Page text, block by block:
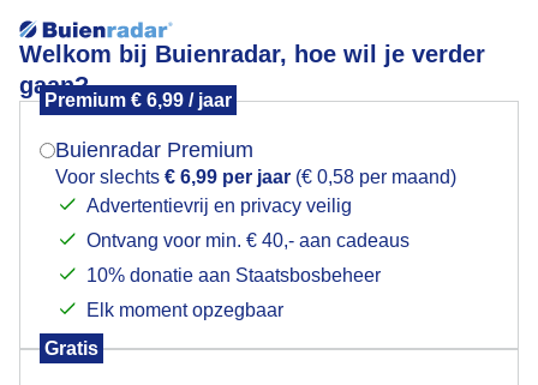
Welkom bij Buienradar, hoe wil je verder
gaan?
Premium € 6,99 / jaar
Buienradar Premium
Voor slechts € 6,99 per jaar (€ 0,58 per maand)
Advertentievrij en privacy veilig
Ontvang voor min. € 40,- aan cadeaus
10% donatie aan Staatsbosbeheer
Elk moment opzegbaar
Gratis
Vrij aardig weer
Mogen we je locatie gebruiken voor het
Indien je hier nog geen akkoord op hebt gegeven,
verschijnt er zo een pop-up uit je browser waarin
Is goed, toon de popup